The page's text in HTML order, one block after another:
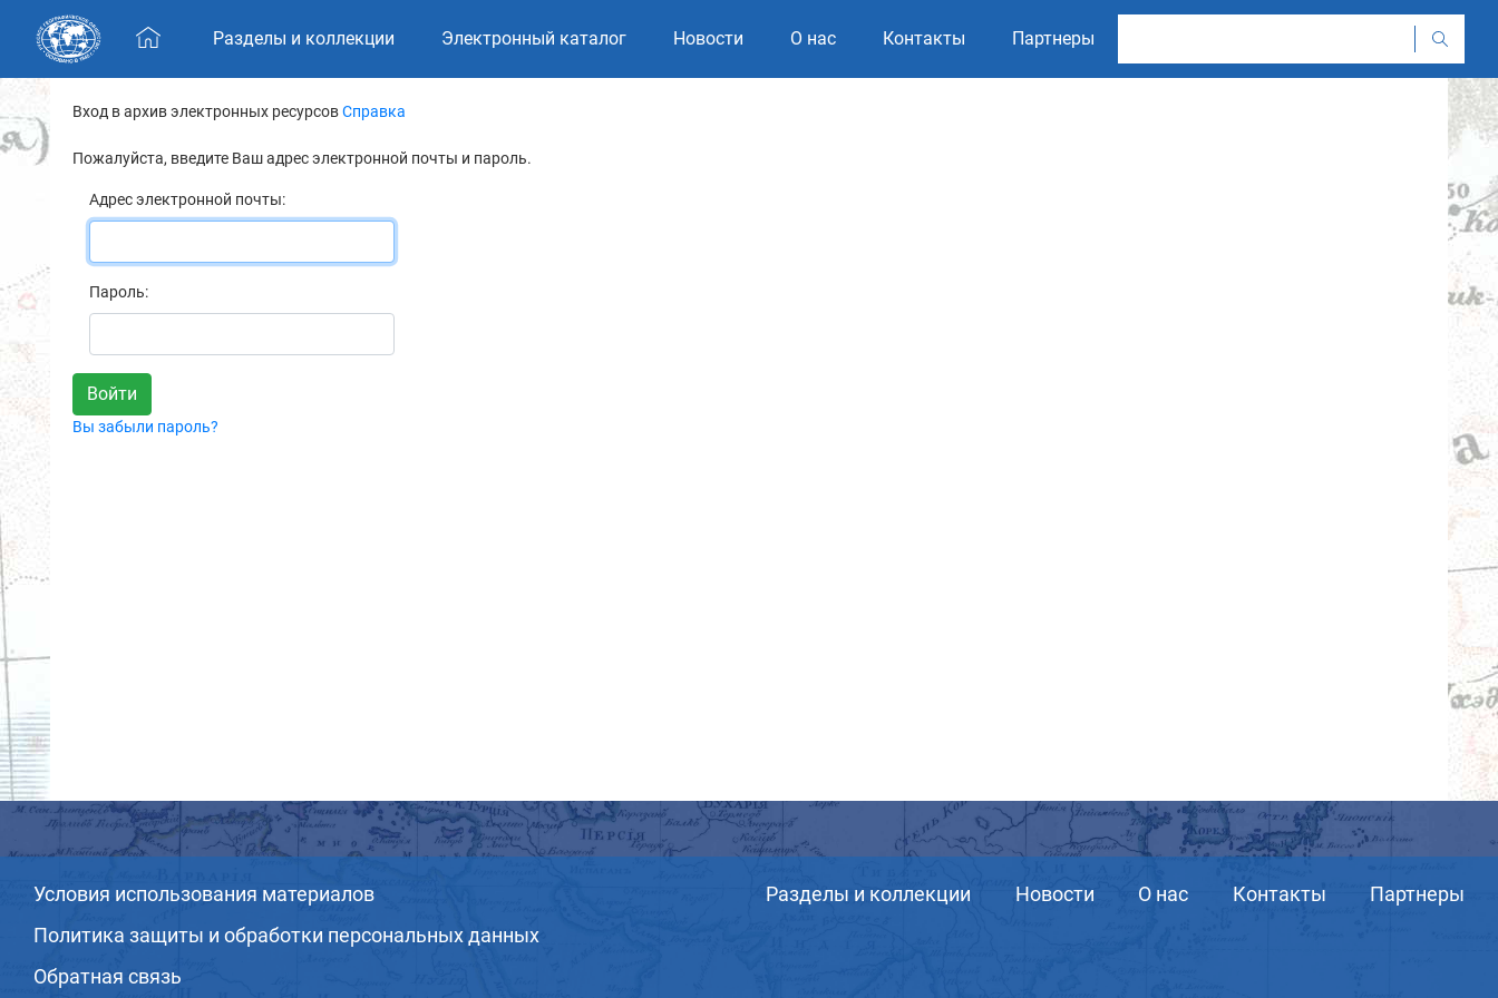
Skip navigation
Разделы и коллекции Электронный каталог Новости О нас Контакты Партнеры
Вход в архив электронных ресурсовСправка
Пожалуйста, введите Ваш адрес электронной почты и пароль.
Адрес электронной почты:
Пароль:
Вы забыли пароль?
Условия использования материалов
Политика защиты и обработки персональных данных
Обратная связь
Разделы и коллекции Новости О нас Контакты Партнеры